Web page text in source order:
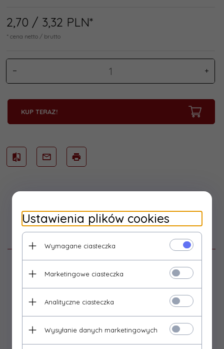
2,70 / 3,32 PLN*
* cena netto / brutto
KUP TERAZ!
Opis produktu
Ściernice korundowe do cięcia stali 115x1,0x22,23mm
Twardość tarczy T jest odpowiednia do szybkiego
efektywnego cięcia
Ustawienia plików cookies
Wymagane ciasteczka
Marketingowe ciasteczka
Analityczne ciasteczka
Wysyłanie danych marketingowych